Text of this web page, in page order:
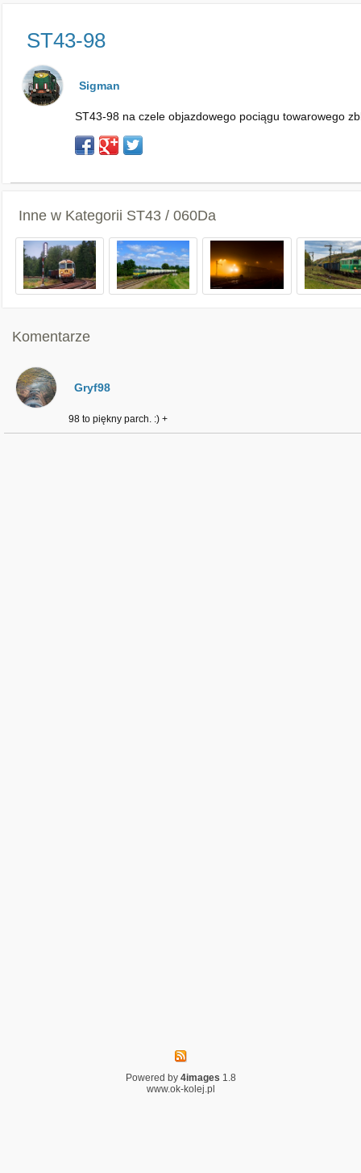
ST43-98
Sigman
ST43-98 na czele objazdowego pociągu towarowego
Inne w Kategorii ST43 / 060Da
Komentarze
Gryf98
98 to piękny parch. :) +
Powered by 4images 1.8
www.ok-kolej.pl